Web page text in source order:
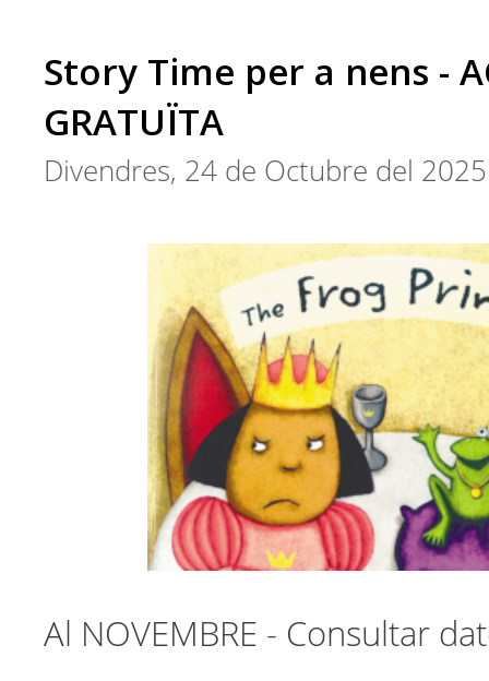
Story Time per a nens -
GRATUÏTA
Divendres, 24 de Octubre del 2025
Al NOVEMBRE - Consultar